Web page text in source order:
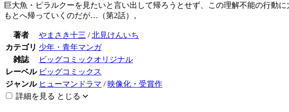
巨大魚・ピラルクーを見たいと言い出して帰ろうとせず、この理解不能の行
もとへ帰っていくのだが…（第2話）。
著者 やまさき十三 /北見けんいち
カテゴリ 少年・青年マンガ
雑誌
ビッグコミックオリジナル
レーベル ビッグコミックス
ジャンル ヒューマンドラマ / 映像化・受賞作
詳細を見る とじる